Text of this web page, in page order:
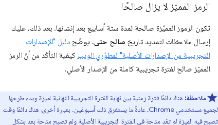
الرمز المميّز لا يزال صالحًا
تكون الرموز المميَّزة صالحة لمدة ستة أسابيع بعد إنشائها. بعد ذلك، عليك
إرسال ملاحظات لتمديد تاريخ صالح حتى. يوضّح دليل "الإصدارات
التجريبية من الإصدارات الأصلية" لمطوّري الويب كيفية التأكّد من أنّ الرمز
المميّز صالح لفترة تجريبية كاملة من الإصدار الأصلي.
ملاحظة: هناك دائمًا فترة زمنية بين نهاية الفترة التجريبية النهائية لميزة وبدء طرحها
لجميع مستخدمي Chrome. عادةً ما يستغرق ذلك أسبوعَين. بعبارة أخرى، هناك دائمًا وقت
تصبح فيه الميزة لم تعُد متاحة في الفترة التجريبية الأصلية ولم تصبح متاحة بعد بشكل